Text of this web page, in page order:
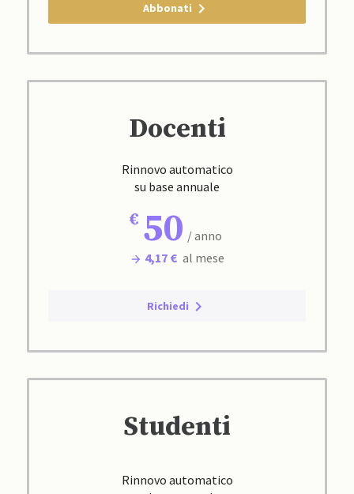
Abbonati
Docenti
Rinnovo automatico
su base annuale
50 / anno
4,17 € al mese
Richiedi
Studenti
Rinnovo automatico